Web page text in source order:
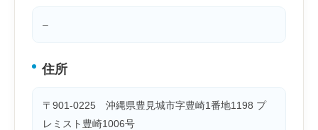
–
住所
〒901-0225 沖縄県豊見城市字豊崎1番地1198 プ
レミスト豊崎1006号